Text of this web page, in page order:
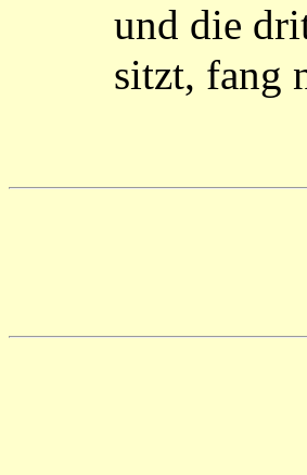
und die
sitzt, fang